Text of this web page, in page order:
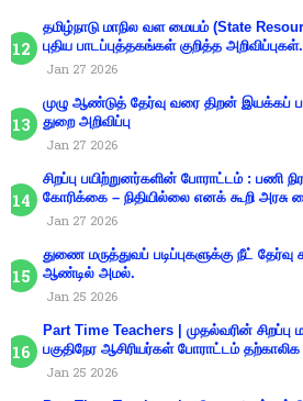
தமிழ்நாடு மாநில வள மையம் (State
புதிய பாடப்புத்தகங்கள் குறித்த அறிவிப்புகள்.
Jan 27 2026
முழு ஆண்டுத் தேர்வு வரை திறன் இயக்கப்
துறை அறிவிப்பு
Jan 27 2026
சிறப்பு பயிற்றுனர்களின் போராட்டம் : பணி
கோரிக்கை – நிதியில்லை எனக் கூறி அரசு
Jan 27 2026
துணை மருத்துவப் படிப்புகளுக்கு நீட்
ஆண்டில் அமல்.
Jan 25 2026
Part Time Teachers | முதல்வரின் சிறப்பு
பகுதிநேர ஆசிரியர்கள் போராட்டம்
Jan 25 2026